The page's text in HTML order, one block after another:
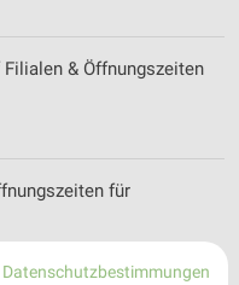
& Öffnungszeiten
für
Datenschutzbestimmungen